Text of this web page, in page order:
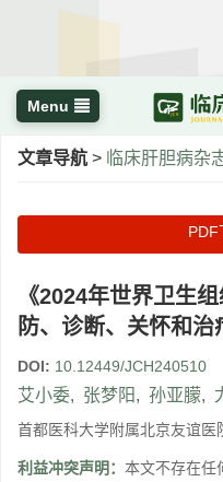
Menu
文章导航 > 临床肝胆病杂
PDF
《2024年世界卫生
防、诊断、关怀和
DOI: 10.12449/JCH240510
艾小委, 张梦阳, 孙亚朦,
首都医科大学附属北京友谊
利益冲突声明： 本文不存在任